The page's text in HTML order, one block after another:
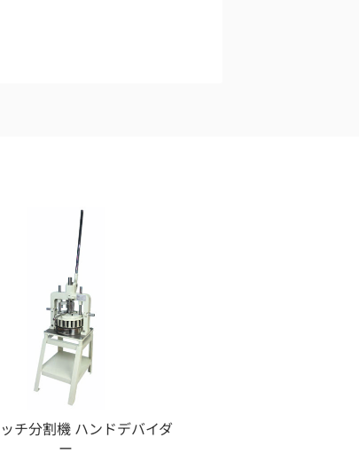
チ分割機 ハンドデバイダ
ー